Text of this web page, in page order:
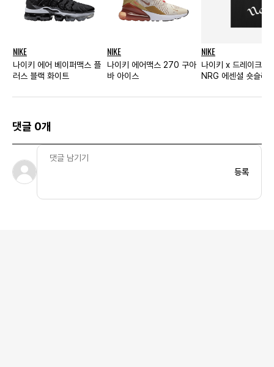
NIKE
나이키 에어 베이퍼맥스 플
러스 블랙 화이트
NIKE
나이키 에어맥스 270 구아
바 아이스
NIKE
나이키 x 드레이크 녹
NRG 에센셜 숏슬리
댓글 0개
등록